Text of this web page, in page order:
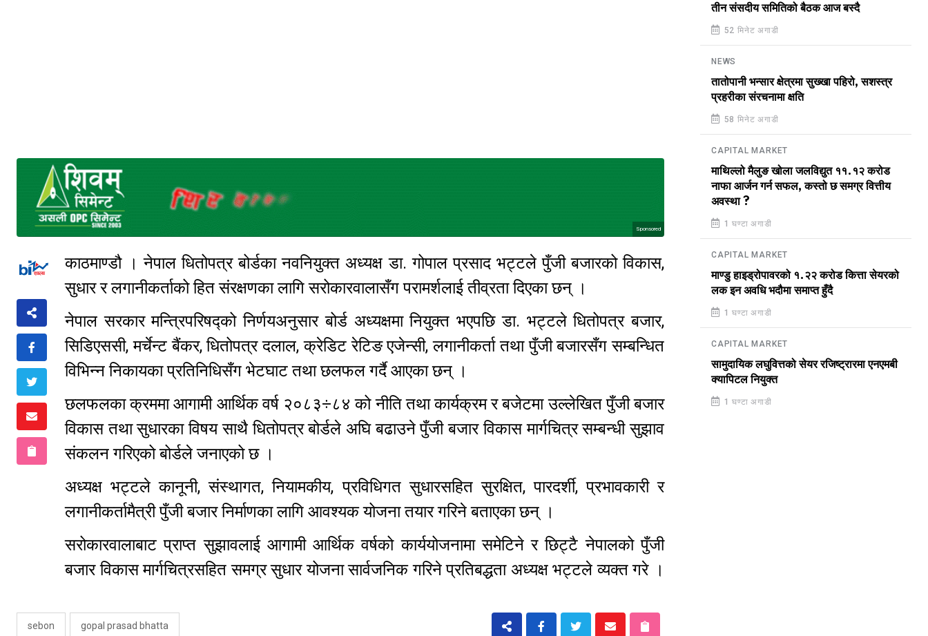
Sponsored
काठमाण्डौ । नेपाल धितोपत्र बोर्डका नवनियुक्त अध्यक्ष डा. गोपाल प्रसाद भट्टले पुँजी बजारको विकास,
सुधार र लगानीकर्ताको हित संरक्षणका लागि सरोकारवालासँग परामर्शलाई तीव्रता दिएका छन् ।
नेपाल सरकार मन्त्रिपरिषद्को निर्णयअनुसार बोर्ड अध्यक्षमा नियुक्त भएपछि डा. भट्टले धितोपत्र बजार,
सिडिएससी, मर्चेन्ट बैंकर, धितोपत्र दलाल, क्रेडिट रेटिङ एजेन्सी, लगानीकर्ता तथा पुँजी बजारसँग सम्बन्धित
विभिन्न निकायका प्रतिनिधिसँग भेटघाट तथा छलफल गर्दै आएका छन् ।
छलफलका क्रममा आगामी आर्थिक वर्ष २०८३÷८४ को नीति तथा कार्यक्रम र बजेटमा उल्लेखित पुँजी बजार
विकास तथा सुधारका विषय साथै धितोपत्र बोर्डले अघि बढाउने पुँजी बजार विकास मार्गचित्र सम्बन्धी सुझाव
संकलन गरिएको बोर्डले जनाएको छ ।
अध्यक्ष भट्टले कानूनी, संस्थागत, नियामकीय, प्रविधिगत सुधारसहित सुरक्षित, पारदर्शी, प्रभावकारी र
लगानीकर्तामैत्री पुँजी बजार निर्माणका लागि आवश्यक योजना तयार गरिने बताएका छन् ।
सरोकारवालाबाट प्राप्त सुझावलाई आगामी आर्थिक वर्षको कार्ययोजनामा समेटिने र छिट्टै नेपालको पुँजी
बजार विकास मार्गचित्रसहित समग्र सुधार योजना सार्वजनिक गरिने प्रतिबद्धता अध्यक्ष भट्टले व्यक्त गरे ।
sebon gopal prasad bhatta
तीन संसदीय समितिको बैठक आज बस्दै
52 मिनेट अगाडी
NEWS
तातोपानी भन्सार क्षेत्रमा सुख्खा पहिरो, सशस्त्र
प्रहरीका संरचनामा क्षति
58 मिनेट अगाडी
CAPITAL MARKET
माथिल्लो मैलुङ खोला जलविद्युत ११.१२ करोड
नाफा आर्जन गर्न सफल, कस्तो छ समग्र वित्तीय
अवस्था ?
1 घण्टा अगाडी
CAPITAL MARKET
माण्डु हाइड्रोपावरको १.२२ करोड कित्ता सेयरको
लक इन अवधि भदौमा समाप्त हुँदै
1 घण्टा अगाडी
CAPITAL MARKET
सामुदायिक लघुवित्तको सेयर रजिष्ट्रारमा एनएमबी
क्यापिटल नियुक्त
1 घण्टा अगाडी